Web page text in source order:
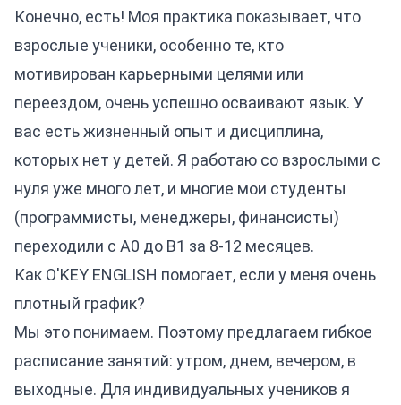
Конечно, есть! Моя практика показывает, что
взрослые ученики, особенно те, кто
мотивирован карьерными целями или
переездом, очень успешно осваивают язык. У
вас есть жизненный опыт и дисциплина,
которых нет у детей. Я работаю со взрослыми с
нуля уже много лет, и многие мои студенты
(программисты, менеджеры, финансисты)
переходили с A0 до B1 за 8-12 месяцев.
Как O'KEY ENGLISH помогает, если у меня очень
плотный график?
Мы это понимаем. Поэтому предлагаем гибкое
расписание занятий: утром, днем, вечером, в
выходные. Для индивидуальных учеников я